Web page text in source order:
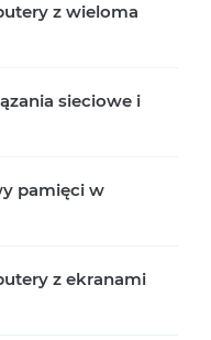
z wieloma
sieciowe i
pamięci w
z ekranami